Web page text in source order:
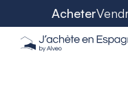
Acheter